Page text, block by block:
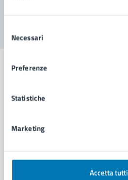
delNecessari
Preferenze
Statistiche
Marketing
Accetta tutti
Comune di Napoli
AMMINISTRAZIONE
Organi di governo